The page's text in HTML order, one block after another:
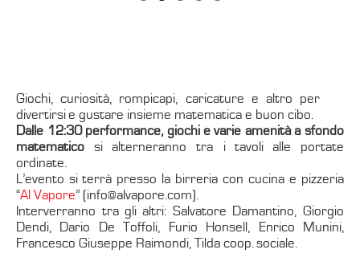
Giochi, curiosità, rompicapi, caricature e altro per
divertirsi e gustare insieme matematica e buon cibo.
Dalle 12:30 performance, giochi e varie amenità a sfondo
matematico si alterneranno tra i tavoli alle portate
ordinate.
L’evento si terrà presso la birreria con cucina e pizzeria
“Al Vapore” (info@alvapore.com).
Interverranno tra gli altri: Salvatore Damantino, Giorgio
Dendi, Dario De Toffoli, Furio Honsell, Enrico Munini,
Francesco Giuseppe Raimondi, Tilda coop. sociale.